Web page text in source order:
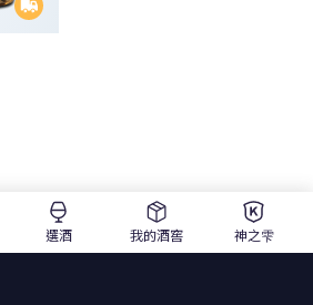
選酒 我的酒窖 神之雫